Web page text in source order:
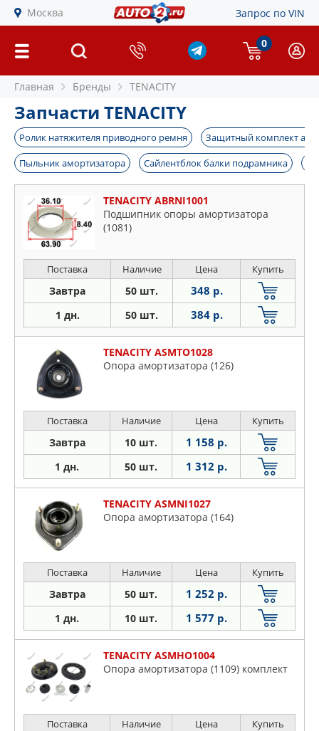
Москва Запрос по VIN
0
Главная Бренды TENACITY
Запчасти TENACITY
Ролик натяжителя приводного ремня
Защитный комплект
Пыльник амортизатора
Сайлентблок балки подрамника
TENACITY ABRNI1001
Подшипник опоры амортизатора
(1081)
Поставка Наличие Цена Купить
Завтра 50 шт. 348 р.
1 дн. 50 шт. 384 р.
TENACITY ASMTO1028
Опора амортизатора (126)
Поставка Наличие Цена Купить
Завтра 10 шт. 1 158 р.
1 дн. 50 шт. 1 312 р.
TENACITY ASMNI1027
Опора амортизатора (164)
Поставка Наличие Цена Купить
Завтра 50 шт. 1 252 р.
1 дн. 10 шт. 1 577 р.
TENACITY ASMHO1004
Опора амортизатора (1109) комплект
Поставка Наличие Цена Купить